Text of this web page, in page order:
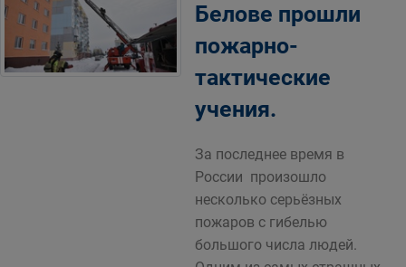
Белове прошли
пожарно-
тактические
учения.
За последнее время в
России произошло
несколько серьёзных
пожаров с гибелью
большого числа людей.